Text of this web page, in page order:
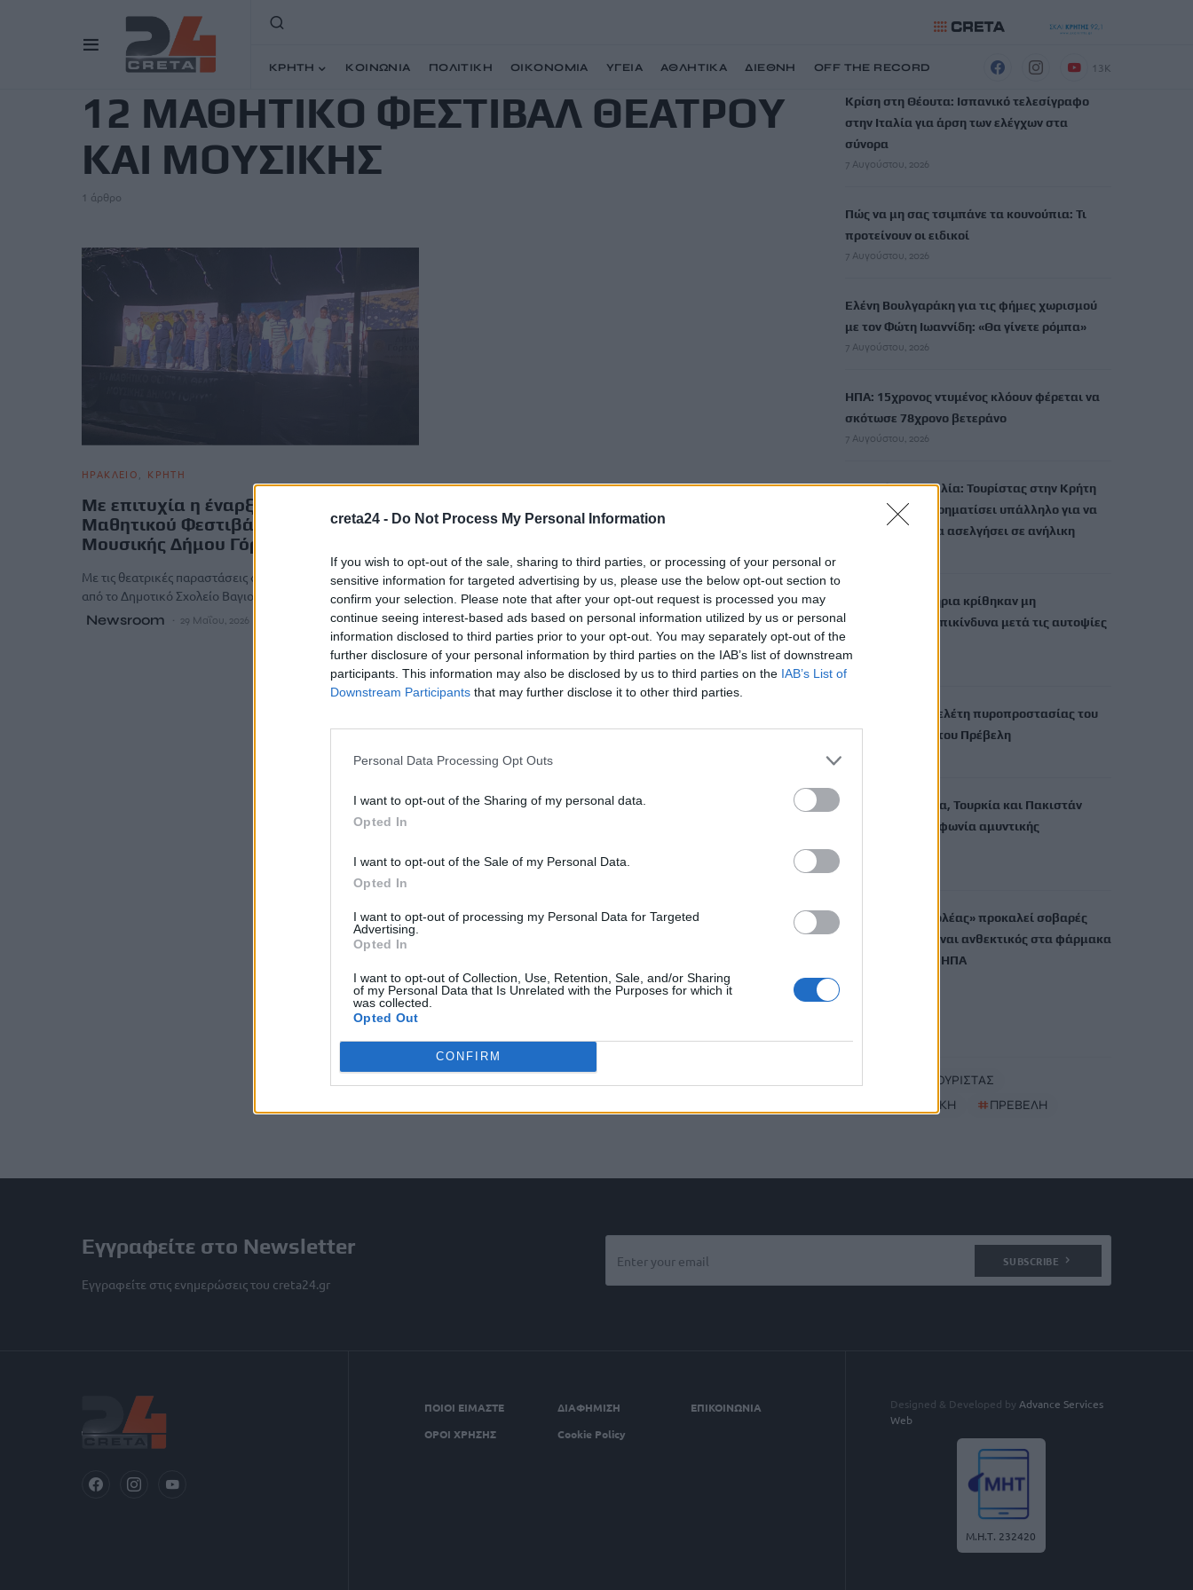
creta24 - Do Not Process My Personal Information
If you wish to opt-out of the sale, sharing to third parties, or processing of your personal or
sensitive information for targeted advertising by us, please use the below opt-out section to
confirm your selection. Please note that after your opt-out request is processed you may
continue seeing interest-based ads based on personal information utilized by us or personal
information disclosed to third parties prior to your opt-out. You may separately opt-out of the
further disclosure of your personal information by third parties on the IAB’s list of downstream
participants. This information may also be disclosed by us to third parties on the IAB’s List of
Downstream Participants that may further disclose it to other third parties.
Personal Data Processing Opt Outs
I want to opt-out of the Sharing of my personal data.
Opted In
I want to opt-out of the Sale of my Personal Data.
Opted In
I want to opt-out of processing my Personal Data for Targeted
Advertising.
Opted In
I want to opt-out of Collection, Use, Retention, Sale, and/or Sharing
of my Personal Data that Is Unrelated with the Purposes for which it
was collected.
Opted Out
CONFIRM
ΚΡΗΤΗ ΚΟΙΝΩΝΙΑ ΠΟΛΙΤΙΚΗ ΟΙΚΟΝΟΜΙΑ ΥΓΕΙΑ ΑΘΛΗΤΙΚΑ ΔΙΕΘΝΗ OFF THE RECORD 13K
12 ΜΑΘΗΤΙΚΟ ΦΕΣΤΙΒΑΛ ΘΕΑΤΡΟΥ
ΚΑΙ ΜΟΥΣΙΚΗΣ
1 άρθρο
ΗΡΑΚΛΕΙΟ ΚΡΗΤΗ
Με επιτυχία η έναρξη του 12ου
Μαθητικού Φεστιβάλ Θεάτρου και
Μουσικής Δήμου Γόρτυνας
Με τις θεατρικές παραστάσεις «Η τελευταία μαύρη γάτα»,
από το Δημοτικό Σχολείο Βαγιονιάς και «Ο αγώνας για το…
Newsroom 29 Μαΐου, 2026
ΡΟΗ ΕΙΔΗΣΕΩΝ
Κρίση στη Θέουτα: Ισπανικό τελεσίγραφο
στην Ιταλία για άρση των ελέγχων στα
σύνορα
7 Αυγούστου, 2026
Πώς να μη σας τσιμπάνε τα κουνούπια: Τι
προτείνουν οι ειδικοί
7 Αυγούστου, 2026
Ελένη Βουλγαράκη για τις φήμες χωρισμού
με τον Φώτη Ιωαννίδη: «Θα γίνετε ρόμπα»
7 Αυγούστου, 2026
ΗΠΑ: 15χρονος ντυμένος κλόουν φέρεται να
σκότωσε 78χρονο βετεράνο
7 Αυγούστου, 2026
Σοβαρή καταγγελία: Τουρίστας στην Κρήτη
επιχείρησε να χρηματίσει υπάλληλο για να
του επιτρέψει να ασελγήσει σε ανήλικη
Επτά στα 10 κτήρια κρίθηκαν μη
κατοικήσιμα ή επικίνδυνα μετά τις αυτοψίες
Στον «πάγο» η μελέτη πυροπροστασίας του
Φοινικόδασους του Πρέβελη
Σαουδική Αραβία, Τουρκία και Πακιστάν
υπέγραψαν συμφωνία αμυντικής
Μύκητας-«εισβολέας» προκαλεί σοβαρές
λοιμώξεις και είναι ανθεκτικός στα φάρμακα
– Ανησυχία στις ΗΠΑ
ΤΟΥΡΙΣΤΑΣ
ΔΥΤΙΚΗ ΑΤΤΙΚΗ #ΠΡΕΒΕΛΗ
Εγγραφείτε στο Newsletter
Εγγραφείτε στις ενημερώσεις του creta24.gr
SUBSCRIBE
ΠΟΙΟΙ ΕΙΜΑΣΤΕ ΔΙΑΦΗΜΙΣΗ
ΕΠΙΚΟΙΝΩΝΙΑ
ΟΡΟΙ ΧΡΗΣΗΣ
Cookie Policy
Designed & Developed by Advance Services
Web
Μ.Η.Τ. 232420